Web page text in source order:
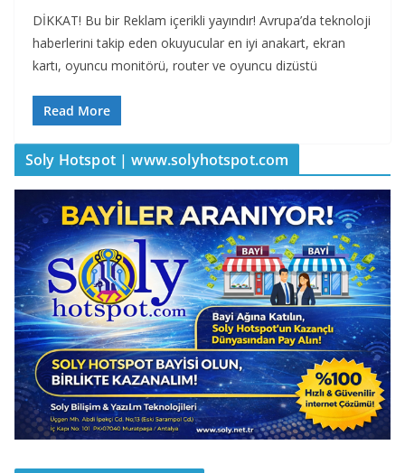
DİKKAT! Bu bir Reklam içerikli yayındır! Avrupa’da teknoloji
haberlerini takip eden okuyucular en iyi anakart, ekran
kartı, oyuncu monitörü, router ve oyuncu dizüstü
Read More
Soly Hotspot | www.solyhotspot.com